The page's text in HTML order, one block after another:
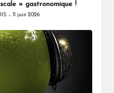
» gastronomique !
11 juin 2026